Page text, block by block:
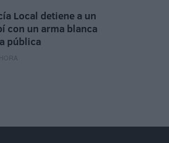
Local detiene a un
con un arma blanca
pública